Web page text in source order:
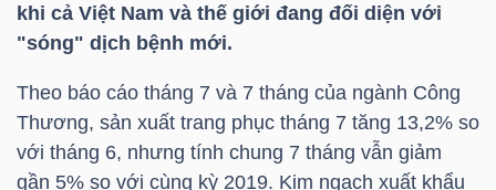
khi cả Việt Nam và thế giới đang đối diện với
"sóng" dịch bệnh mới.
Theo báo cáo tháng 7 và 7 tháng của ngành Công
Thương, sản xuất trang phục tháng 7 tăng 13,2% so
với tháng 6, nhưng tính chung 7 tháng vẫn giảm
gần 5% so với cùng kỳ 2019. Kim ngạch xuất khẩu
NGHIỆP
CỔ
PHIẾU